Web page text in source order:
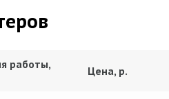
работы,
Цена, р.